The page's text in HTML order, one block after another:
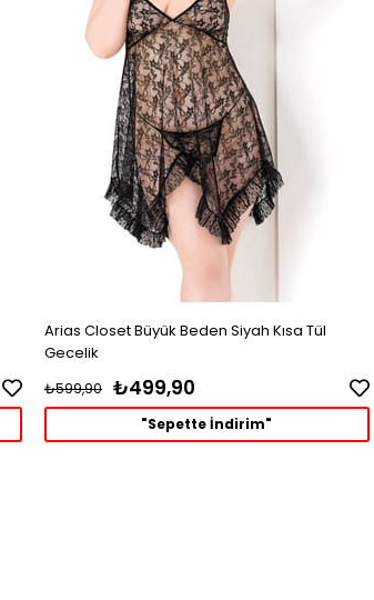
Arias Closet Büyük Beden Siyah Kısa Tül
Gecelik
₺499,90
₺599,90
"Sepette İndirim"